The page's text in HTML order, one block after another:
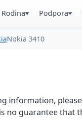
Rodina Podpora
Nokia 3410
information, please
no guarantee that